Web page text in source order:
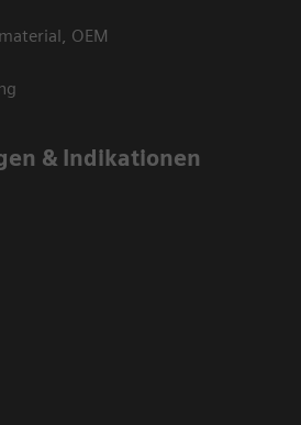
OEM
& Indikationen